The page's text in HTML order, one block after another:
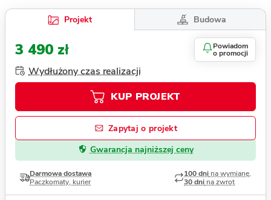
Projekt Budowa
3 490 zł Powiadom
o promocji
Wydłużony czas realizacji
KUP PROJEKT
Zapytaj o projekt
Gwarancja najniższej ceny
Darmowa dostawa
Paczkomaty, kurier
100 dni na wymianę,
30 dni na zwrot